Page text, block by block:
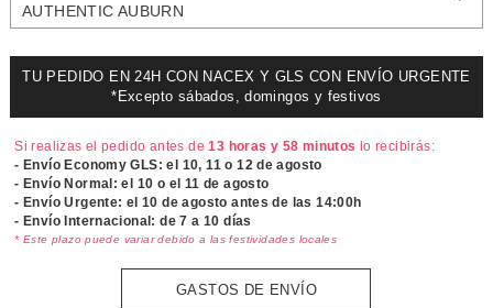
AUTHENTIC AUBURN
TU PEDIDO EN 24H CON NACEX Y GLS CON ENVÍO URGENTE
*Excepto sábados, domingos y festivos
Si realizas el pedido antes de13 horas y 58 minutos lo recibirás:
- Envío Economy GLS: el 10, 11 o 12 de agosto
- Envío Normal: el 10 o el 11 de agosto
- Envío Urgente: el10 de agosto antes de las 14:00h
- Envío Internacional: de 7 a 10 días
* Este plazo puede variar debido a las festividades locales
GASTOS DE ENVÍO